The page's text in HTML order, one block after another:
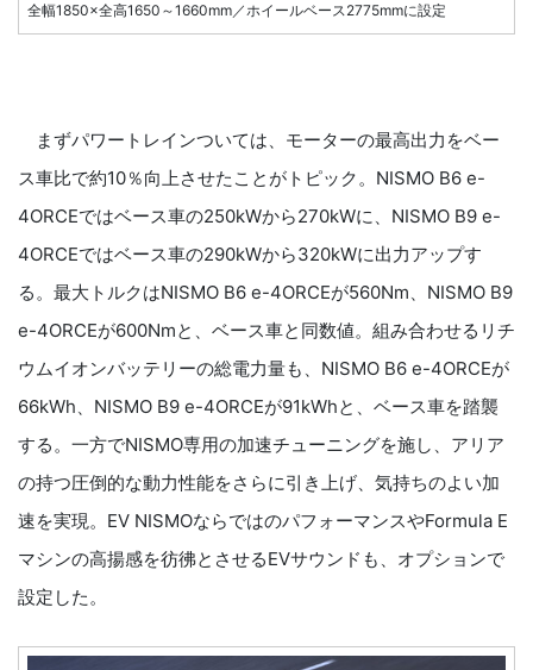
全幅1850×全高1650～1660mm／ホイールベース2775mmに設定
まずパワートレインついては、モーターの最高出力をベー
ス車比で約10％向上させたことがトピック。NISMO B6 e-
4ORCEではベース車の250kWから270kWに、NISMO B9 e-
4ORCEではベース車の290kWから320kWに出力アップす
る。最大トルクはNISMO B6 e-4ORCEが560Nm、NISMO B9
e-4ORCEが600Nmと、ベース車と同数値。組み合わせるリチ
ウムイオンバッテリーの総電力量も、NISMO B6 e-4ORCEが
66kWh、NISMO B9 e-4ORCEが91kWhと、ベース車を踏襲
する。一方でNISMO専用の加速チューニングを施し、アリア
の持つ圧倒的な動力性能をさらに引き上げ、気持ちのよい加
速を実現。EV NISMOならではのパフォーマンスやFormula E
マシンの高揚感を彷彿とさせるEVサウンドも、オプションで
設定した。